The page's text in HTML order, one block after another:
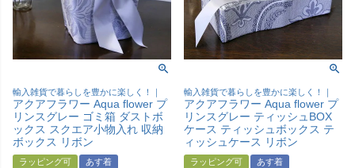
輸入雑貨で暮らしを豊かに楽しく！｜
アクアフラワー Aqua flower プ
リンスグレー ゴミ箱 ダストボ
ックス スクエア小物入れ 収納
ボックス リボン
ラッピング可 あす着
輸入雑貨で暮らしを豊かに楽しく！｜
アクアフラワー Aqua flower プ
リンスグレー ティッシュBOX
ケース ティッシュボックス テ
ィッシュケース リボン
ラッピング可 あす着